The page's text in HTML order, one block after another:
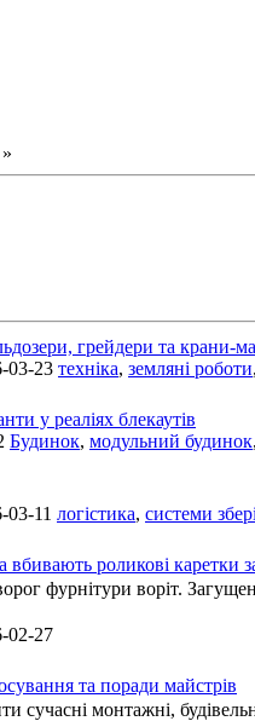
»
грейдери та крани-
03-23 техніка, земляні роботи,
у реаліях блекаутів
Будинок, модульний будинок,
03-11 логістика, системи
вбивають роликові каретки
фурнітури воріт.
02-27
та поради майстрів
сучасні монтажні,